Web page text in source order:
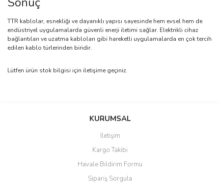
TTR kablolar, esnekliği ve dayanıklı yapısı sayesinde hem evsel hem de
endüstriyel uygulamalarda güvenli enerji iletimi sağlar. Elektrikli cihaz
bağlantıları ve uzatma kabloları gibi hareketli uygulamalarda en çok tercih
edilen kablo türlerinden biridir.
Lütfen ürün stok bilgisi için iletişime geçiniz.
Bu ürüne ilk yorumu siz yapın!
Ürün resmi kalitesiz, bozuk veya görüntülenemiyor.
Ürün açıklamasında eksik bilgiler bulunuyor.
Ürün bilgilerinde hatalar bulunuyor.
KURUMSAL
İletişim
Kargo Takibi
Havale Bildirim Formu
Sipariş Sorgula